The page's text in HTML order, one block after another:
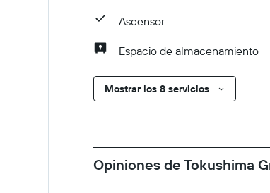
Ascensor
Espacio de almacenamiento
Mostrar los 8 servicios
Opiniones de Tokushima